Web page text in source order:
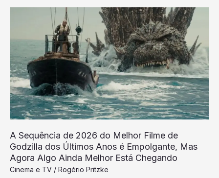
A Sequência de 2026 do Melhor Filme de
Godzilla dos Últimos Anos é Empolgante, Mas
Agora Algo Ainda Melhor Está Chegando
Cinema e TV / Rogério Pritzke
de
do
Melhor
Filme
de
Godzilla
Últimos
Anos
é